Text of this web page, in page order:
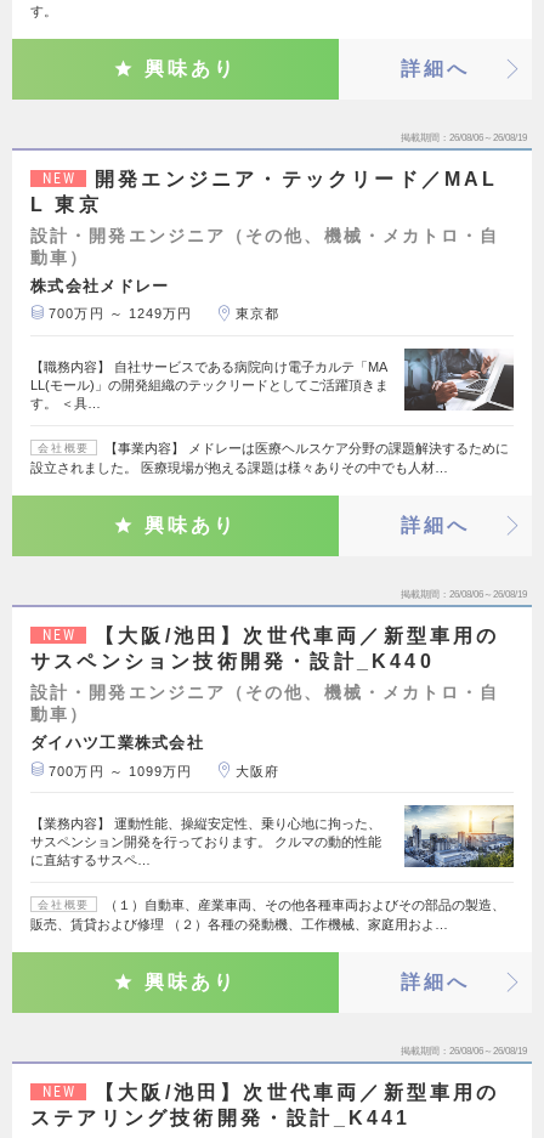
す。
興味あり 詳細へ
掲載期間 26/08/06～26/08/19
NEW
開発エンジニア・テックリード／MAL
L 東京
設計・開発エンジニア（その他、機械・メカトロ・自
動車）
株式会社メドレー
700万円 ～ 1249万円 東京都
【職務内容】 自社サービスである病院向け電子カルテ「MA
LL(モール)」の開発組織のテックリードとしてご活躍頂きま
す。 ＜具…
会社概要
【事業内容】 メドレーは医療ヘルスケア分野の課題解決するために
設立されました。 医療現場が抱える課題は様々ありその中でも人材…
興味あり 詳細へ
掲載期間 26/08/06～26/08/19
NEW
【大阪/池田】次世代車両／新型車用の
サスペンション技術開発・設計_K440
設計・開発エンジニア（その他、機械・メカトロ・自
動車）
ダイハツ工業株式会社
700万円 ～ 1099万円 大阪府
【業務内容】 運動性能、操縦安定性、乗り心地に拘った、
サスペンション開発を行っております。 クルマの動的性能
に直結するサスペ…
会社概要
（１）自動車、産業車両、その他各種車両およびその部品の製造、
販売、賃貸および修理 （２）各種の発動機、工作機械、家庭用およ…
興味あり 詳細へ
掲載期間 26/08/06～26/08/19
NEW
【大阪/池田】次世代車両／新型車用の
ステアリング技術開発・設計_K441